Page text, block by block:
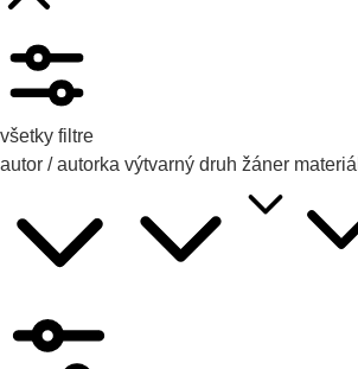
všetky filtre
autor / autorka výtvarný druh žáner materiál